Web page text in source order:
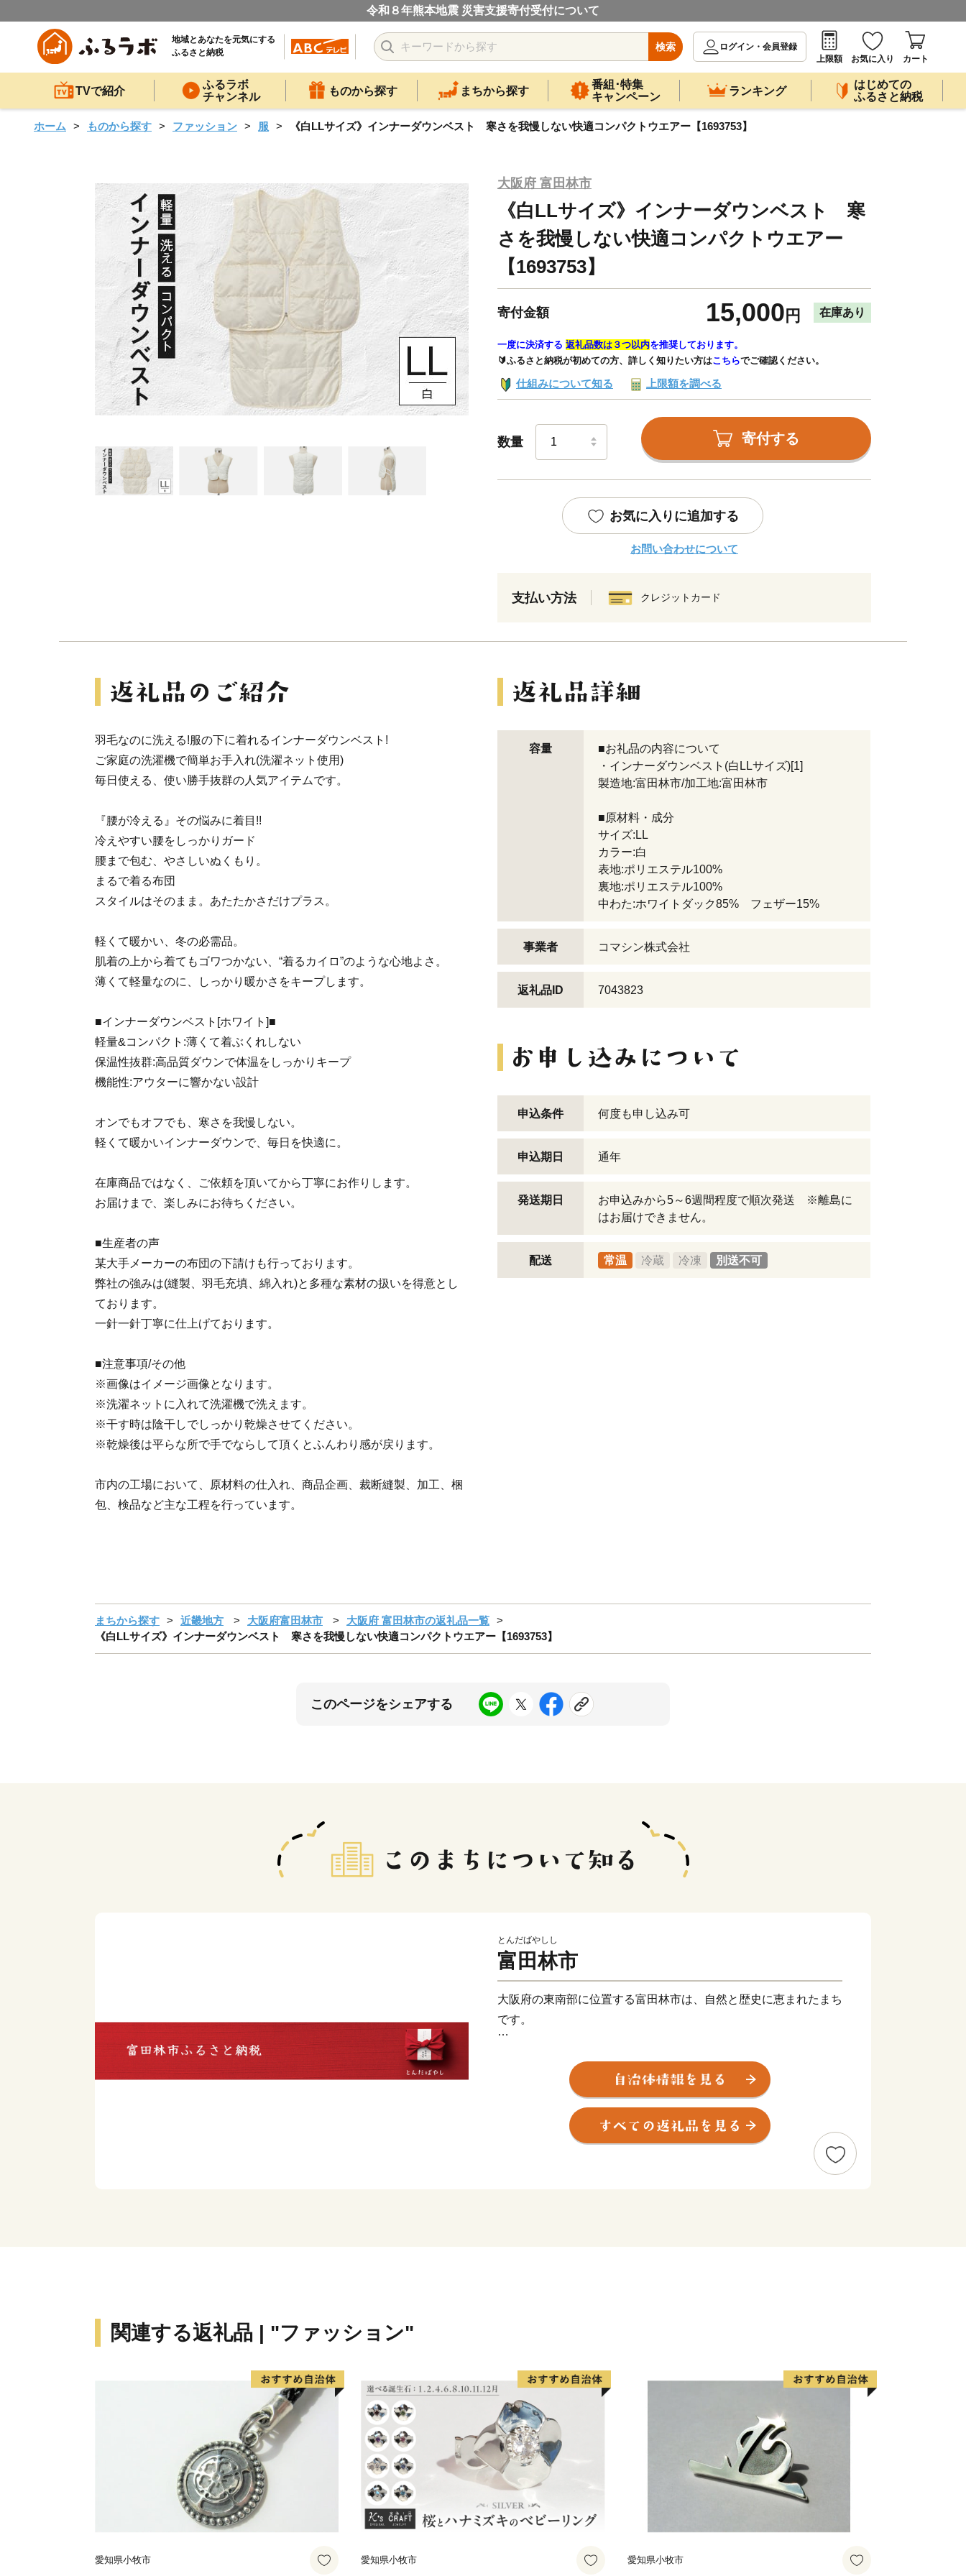
令和８年熊本地震 災害支援寄付受付について
地域とあなたを元気にする
ふるさと納税
検索
ログイン・会員登録
上限額
お気に入り カート
TVで紹介
ふるラボ
チャンネル
ものから探す まちから探す
番組･特集
キャンペーン
ランキング
はじめての
ふるさと納税
ホーム ものから探す ファッション 服 《白LLサイズ》インナーダウンベスト 寒さを我慢しない快適コンパクトウエアー【1693753】
大阪府 富田林市
《白LLサイズ》インナーダウンベスト 寒
さを我慢しない快適コンパクトウエアー
【1693753】
寄付金額 15,000 円 在庫あり
一度に決済する 返礼品数は３つ以内を推奨しております。
🔰ふるさと納税が初めての方、詳しく知りたい方はこちらでご確認ください。
仕組みについて知る 上限額を調べる
数量 寄付する
お気に入りに追加する
お問い合わせについて
支払い方法 クレジットカード
羽毛なのに洗える!服の下に着れるインナーダウンベスト!
ご家庭の洗濯機で簡単お手入れ(洗濯ネット使用)
毎日使える、使い勝手抜群の人気アイテムです。
『腰が冷える』その悩みに着目!!
冷えやすい腰をしっかりガード
腰まで包む、やさしいぬくもり。
まるで着る布団
スタイルはそのまま。あたたかさだけプラス。
軽くて暖かい、冬の必需品。
肌着の上から着てもゴワつかない、“着るカイロ”のような心地よさ。
薄くて軽量なのに、しっかり暖かさをキープします。
■インナーダウンベスト[ホワイト]■
軽量&コンパクト:薄くて着ぶくれしない
保温性抜群:高品質ダウンで体温をしっかりキープ
機能性:アウターに響かない設計
オンでもオフでも、寒さを我慢しない。
軽くて暖かいインナーダウンで、毎日を快適に。
在庫商品ではなく、ご依頼を頂いてから丁寧にお作りします。
お届けまで、楽しみにお待ちください。
■生産者の声
某大手メーカーの布団の下請けも行っております。
弊社の強みは(縫製、羽毛充填、綿入れ)と多種な素材の扱いを得意とし
ております。
一針一針丁寧に仕上げております。
■注意事項/その他
※画像はイメージ画像となります。
※洗濯ネットに入れて洗濯機で洗えます。
※干す時は陰干しでしっかり乾燥させてください。
※乾燥後は平らな所で手でならして頂くとふんわり感が戻ります。
市内の工場において、原材料の仕入れ、商品企画、裁断縫製、加工、梱
包、検品など主な工程を行っています。
容量
■お礼品の内容について
・インナーダウンベスト(白LLサイズ)[1]
製造地:富田林市/加工地:富田林市
■原材料・成分
サイズ:LL
カラー:白
表地:ポリエステル100%
裏地:ポリエステル100%
中わた:ホワイトダック85% フェザー15%
事業者 コマシン株式会社
返礼品ID 7043823
申込条件 何度も申し込み可
申込期日 通年
発送期日
お申込みから5～6週間程度で順次発送 ※離島に
はお届けできません。
配送 常温 冷蔵 冷凍 別送不可
まちから探す 近畿地方 大阪府富田林市
大阪府 富田林市の返礼品一覧
《白LLサイズ》インナーダウンベスト 寒さを我慢しない快適コンパクトウエアー【1693753】
このページをシェアする
とんだばやしし
富田林市
大阪府の東南部に位置する富田林市は、自然と歴史に恵まれたまち
です。
市の北東平坦部は、南北に流れる石川をはさんで平野が広がり、古
くからまちが開けたところで、特に富田林寺内町は、大阪府内唯一
の重要伝統的建造物群保存地区に選定されており、歴史的に貴重な
町並みが残されています。
一方、市の南部は、雄大な金剛・葛城連峰を背景に、緑豊かな丘陵
と美しい田園風景が広がり、自然景観にあふれています。また、西
関連する返礼品 | "ファッション"
愛知県小牧市 愛知県小牧市 愛知県小牧市